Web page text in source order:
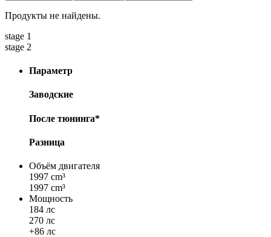
Продукты не найдены.
stage 1
stage 2
Параметр
Заводские
После тюнинга*
Разница
Объём двигателя
1997 cm³
1997 cm³
Мощность
184 лс
270 лс
+86 лс